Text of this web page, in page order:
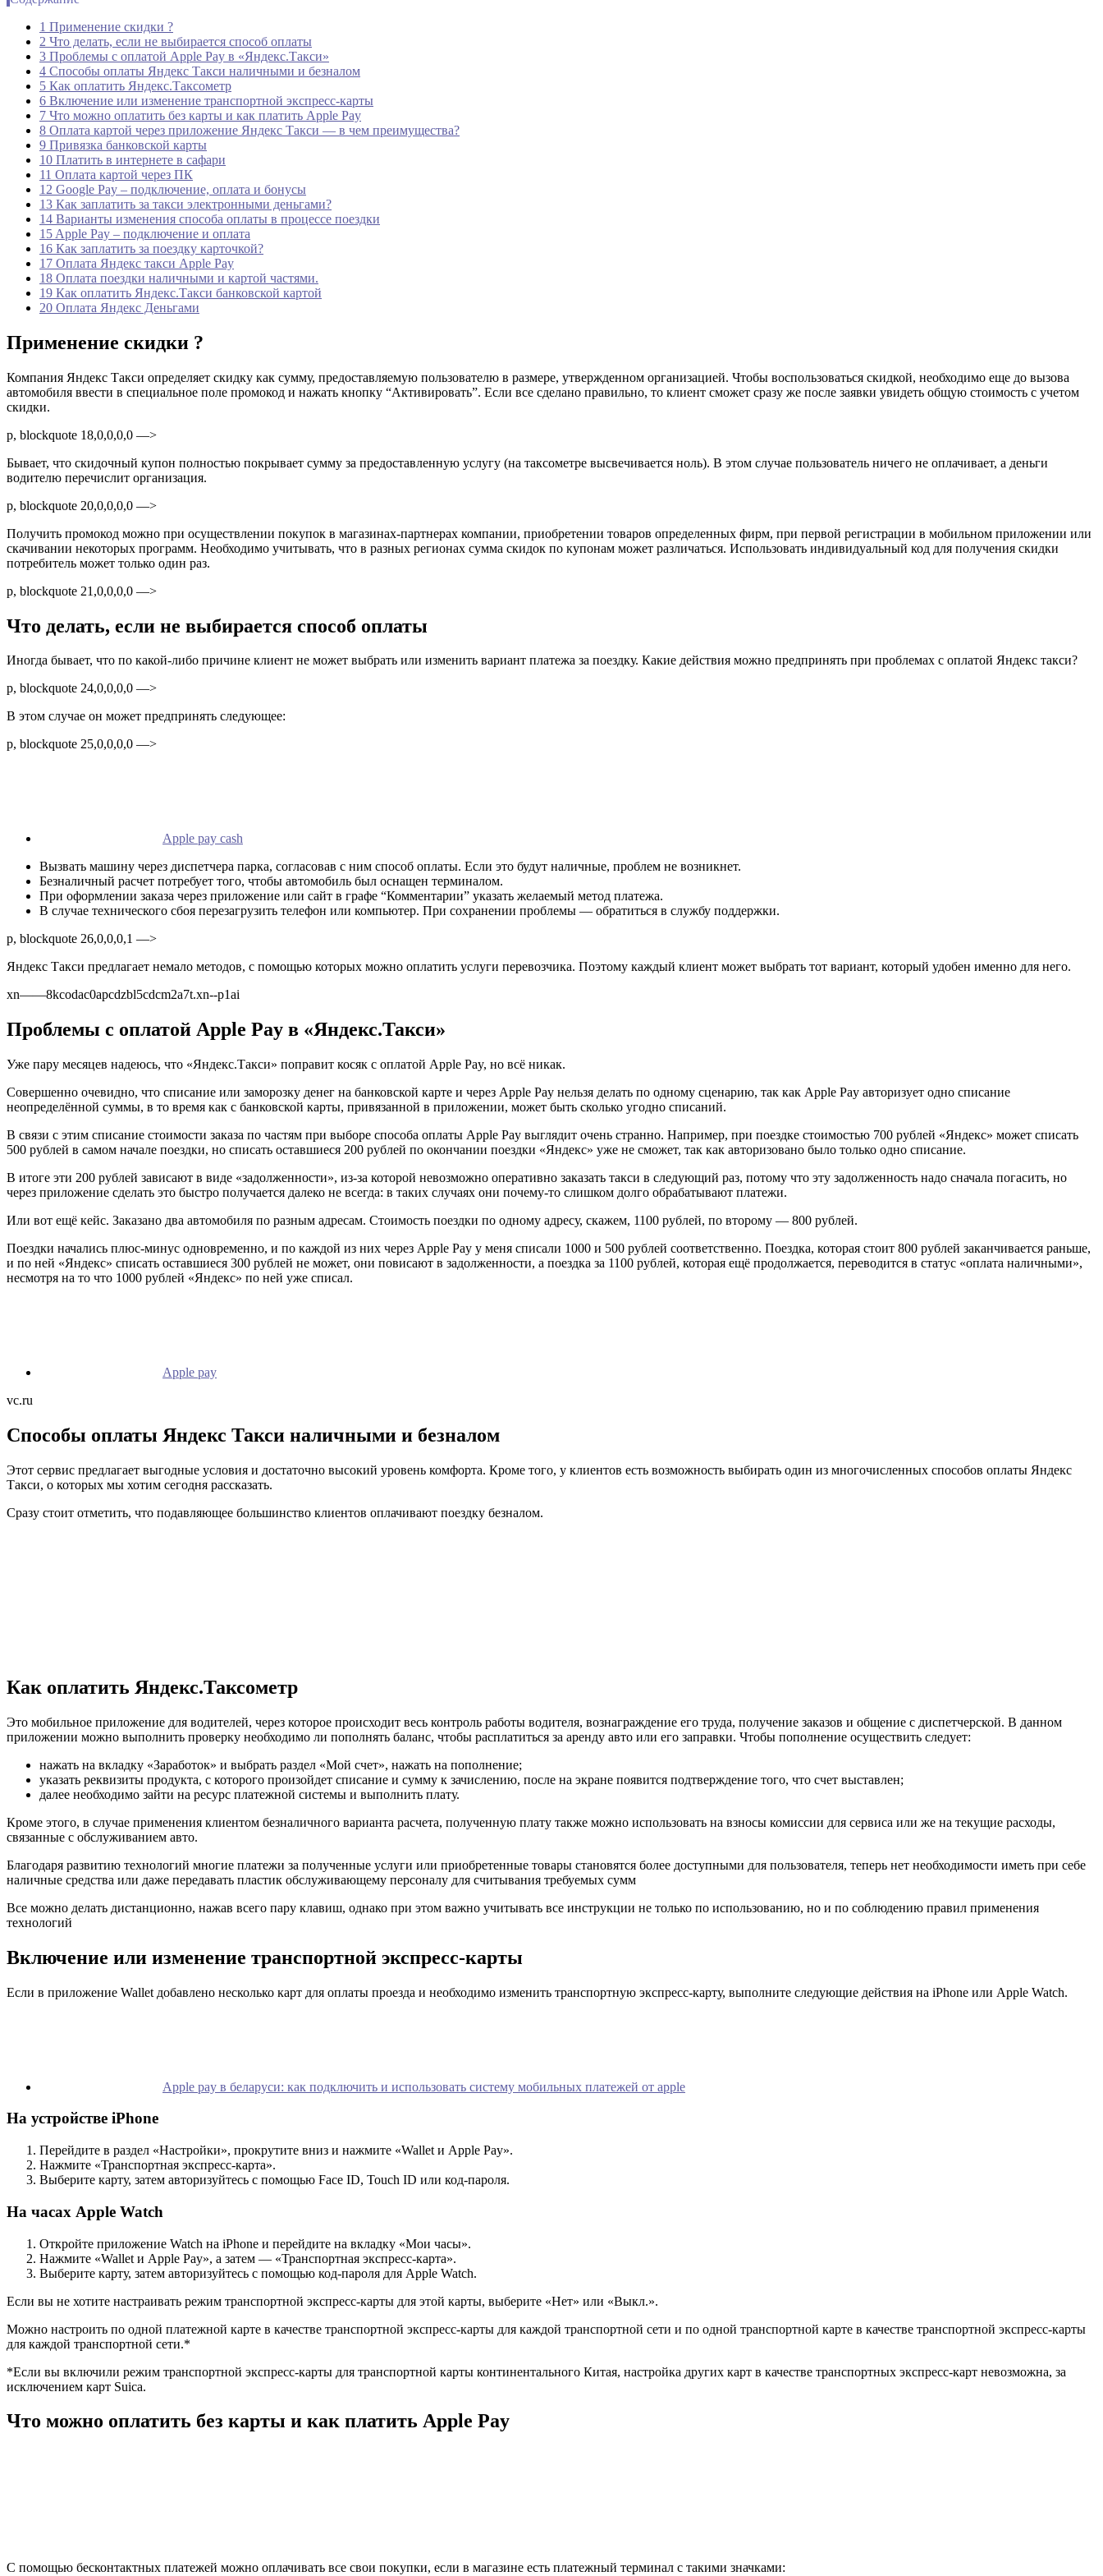
1 Применение скидки ?
2 Что делать, если не выбирается способ оплаты
3 Проблемы с оплатой Apple Pay в «Яндекс.Такси»
4 Способы оплаты Яндекс Такси наличными и безналом
5 Как оплатить Яндекс.Таксометр
6 Включение или изменение транспортной экспресс-карты
7 Что можно оплатить без карты и как платить Apple Pay
8 Оплата картой через приложение Яндекс Такси — в чем преимущества?
9 Привязка банковской карты
10 Платить в интернете в сафари
11 Оплата картой через ПК
12 Google Pay – подключение, оплата и бонусы
13 Как заплатить за такси электронными деньгами?
14 Варианты изменения способа оплаты в процессе поездки
15 Apple Pay – подключение и оплата
16 Как заплатить за поездку карточкой?
17 Оплата Яндекс такси Apple Pay
18 Оплата поездки наличными и картой частями.
19 Как оплатить Яндекс.Такси банковской картой
20 Оплата Яндекс Деньгами
Применение скидки ?
Компания Яндекс Такси определяет скидку как сумму, предоставляемую пользователю в размере, утвержденном организацией. Чтобы воспользоваться скидкой, необходимо еще до вызова
автомобиля ввести в специальное поле промокод и нажать кнопку “Активировать”. Если все сделано правильно, то клиент сможет сразу же после заявки увидеть общую стоимость с учетом
скидки.
p, blockquote 18,0,0,0,0 —>
Бывает, что скидочный купон полностью покрывает сумму за предоставленную услугу (на таксометре высвечивается ноль). В этом случае пользователь ничего не оплачивает, а деньги
водителю перечислит организация.
p, blockquote 20,0,0,0,0 —>
Получить промокод можно при осуществлении покупок в магазинах-партнерах компании, приобретении товаров определенных фирм, при первой регистрации в мобильном приложении или
скачивании некоторых программ. Необходимо учитывать, что в разных регионах сумма скидок по купонам может различаться. Использовать индивидуальный код для получения скидки
потребитель может только один раз.
p, blockquote 21,0,0,0,0 —>
Что делать, если не выбирается способ оплаты
Иногда бывает, что по какой-либо причине клиент не может выбрать или изменить вариант платежа за поездку. Какие действия можно предпринять при проблемах с оплатой Яндекс такси?
p, blockquote 24,0,0,0,0 —>
В этом случае он может предпринять следующее:
p, blockquote 25,0,0,0,0 —>
Apple pay cash
Вызвать машину через диспетчера парка, согласовав с ним способ оплаты. Если это будут наличные, проблем не возникнет.
Безналичный расчет потребует того, чтобы автомобиль был оснащен терминалом.
При оформлении заказа через приложение или сайт в графе “Комментарии” указать желаемый метод платежа.
В случае технического сбоя перезагрузить телефон или компьютер. При сохранении проблемы — обратиться в службу поддержки.
p, blockquote 26,0,0,0,1 —>
Яндекс Такси предлагает немало методов, с помощью которых можно оплатить услуги перевозчика. Поэтому каждый клиент может выбрать тот вариант, который удобен именно для него.
xn——8kcodac0apcdzbl5cdcm2a7t.xn--p1ai
Проблемы с оплатой Apple Pay в «Яндекс.Такси»
Уже пару месяцев надеюсь, что «Яндекс.Такси» поправит косяк с оплатой Apple Pay, но всё никак.
Совершенно очевидно, что списание или заморозку денег на банковской карте и через Apple Pay нельзя делать по одному сценарию, так как Apple Pay авторизует одно списание
неопределённой суммы, в то время как с банковской карты, привязанной в приложении, может быть сколько угодно списаний.
В связи с этим списание стоимости заказа по частям при выборе способа оплаты Apple Pay выглядит очень странно. Например, при поездке стоимостью 700 рублей «Яндекс» может списать
500 рублей в самом начале поездки, но списать оставшиеся 200 рублей по окончании поездки «Яндекс» уже не сможет, так как авторизовано было только одно списание.
В итоге эти 200 рублей зависают в виде «задолженности», из-за которой невозможно оперативно заказать такси в следующий раз, потому что эту задолженность надо сначала погасить, но
через приложение сделать это быстро получается далеко не всегда: в таких случаях они почему-то слишком долго обрабатывают платежи.
Или вот ещё кейс. Заказано два автомобиля по разным адресам. Стоимость поездки по одному адресу, скажем, 1100 рублей, по второму — 800 рублей.
Поездки начались плюс-минус одновременно, и по каждой из них через Apple Pay у меня списали 1000 и 500 рублей соответственно. Поездка, которая стоит 800 рублей заканчивается раньше,
и по ней «Яндекс» списать оставшиеся 300 рублей не может, они повисают в задолженности, а поездка за 1100 рублей, которая ещё продолжается, переводится в статус «оплата наличными»,
несмотря на то что 1000 рублей «Яндекс» по ней уже списал.
Apple pay
vc.ru
Способы оплаты Яндекс Такси наличными и безналом
Этот сервис предлагает выгодные условия и достаточно высокий уровень комфорта. Кроме того, у клиентов есть возможность выбирать один из многочисленных способов оплаты Яндекс
Такси, о которых мы хотим сегодня рассказать.
Сразу стоит отметить, что подавляющее большинство клиентов оплачивают поездку безналом.
Как оплатить Яндекс.Таксометр
Это мобильное приложение для водителей, через которое происходит весь контроль работы водителя, вознаграждение его труда, получение заказов и общение с диспетчерской. В данном
приложении можно выполнить проверку необходимо ли пополнять баланс, чтобы расплатиться за аренду авто или его заправки. Чтобы пополнение осуществить следует:
нажать на вкладку «Заработок» и выбрать раздел «Мой счет», нажать на пополнение;
указать реквизиты продукта, с которого произойдет списание и сумму к зачислению, после на экране появится подтверждение того, что счет выставлен;
далее необходимо зайти на ресурс платежной системы и выполнить плату.
Кроме этого, в случае применения клиентом безналичного варианта расчета, полученную плату также можно использовать на взносы комиссии для сервиса или же на текущие расходы,
связанные с обслуживанием авто.
Благодаря развитию технологий многие платежи за полученные услуги или приобретенные товары становятся более доступными для пользователя, теперь нет необходимости иметь при себе
наличные средства или даже передавать пластик обслуживающему персоналу для считывания требуемых сумм
Все можно делать дистанционно, нажав всего пару клавиш, однако при этом важно учитывать все инструкции не только по использованию, но и по соблюдению правил применения
технологий
Включение или изменение транспортной экспресс-карты
Если в приложение Wallet добавлено несколько карт для оплаты проезда и необходимо изменить транспортную экспресс-карту, выполните следующие действия на iPhone или Apple Watch.
Apple pay в беларуси: как подключить и использовать систему мобильных платежей от apple
На устройстве iPhone
Перейдите в раздел «Настройки», прокрутите вниз и нажмите «Wallet и Apple Pay».
Нажмите «Транспортная экспресс-карта».
Выберите карту, затем авторизуйтесь с помощью Face ID, Touch ID или код-пароля.
На часах Apple Watch
Откройте приложение Watch на iPhone и перейдите на вкладку «Мои часы».
Нажмите «Wallet и Apple Pay», а затем — «Транспортная экспресс-карта».
Выберите карту, затем авторизуйтесь с помощью код-пароля для Apple Watch.
Если вы не хотите настраивать режим транспортной экспресс-карты для этой карты, выберите «Нет» или «Выкл.».
Можно настроить по одной платежной карте в качестве транспортной экспресс-карты для каждой транспортной сети и по одной транспортной карте в качестве транспортной экспресс-карты
для каждой транспортной сети.*
*Если вы включили режим транспортной экспресс-карты для транспортной карты континентального Китая, настройка других карт в качестве транспортных экспресс-карт невозможна, за
исключением карт Suica.
Что можно оплатить без карты и как платить Apple Pay
С помощью бесконтактных платежей можно оплачивать все свои покупки, если в магазине есть платежный терминал с такими значками: